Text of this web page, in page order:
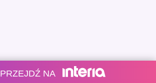
PRZEJDŹ NA